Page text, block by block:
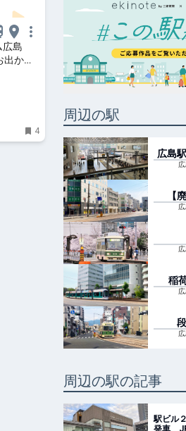
島
かけ
4
周辺の駅
広島
【
稲
周辺の駅の記事
駅ビル